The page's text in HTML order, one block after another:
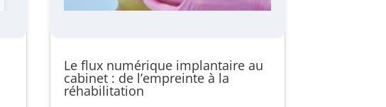
Le flux numérique implantaire au
cabinet : de l’empreinte à la
réhabilitation